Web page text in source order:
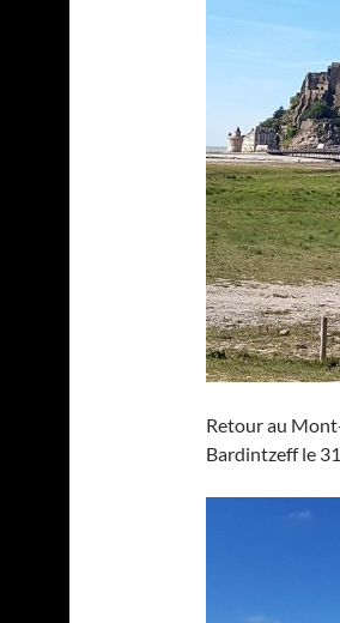
Retour au
Bardintzeff le